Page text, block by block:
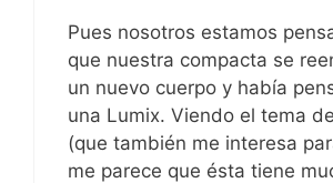
Pues nosotros estamos
que nuestra compacta se
un nuevo cuerpo y había
una Lumix. Viendo el tema
(que también me interesa
me parece que ésta tiene